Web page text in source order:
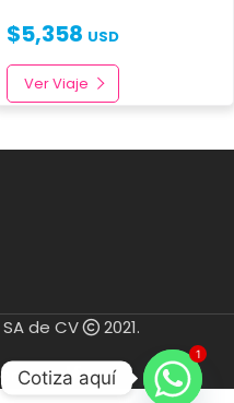
$5,358 USD
Ver Viaje
de CV 2021.
Cotiza aquí